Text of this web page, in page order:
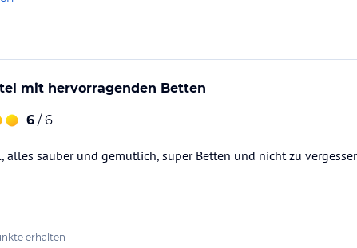
mit hervorragenden Betten
6 / 6
sauber und gemütlich, super Betten und nicht zu
erhalten